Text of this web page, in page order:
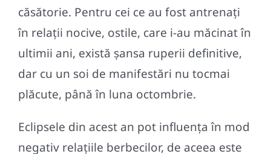
căsătorie. Pentru cei ce au fost antrenați
în relații nocive, ostile, care i-au măcinat în
ultimii ani, există șansa ruperii definitive,
dar cu un soi de manifestări nu tocmai
plăcute, până în luna octombrie.
Eclipsele din acest an pot influența în mod
negativ relațiile berbecilor, de aceea este